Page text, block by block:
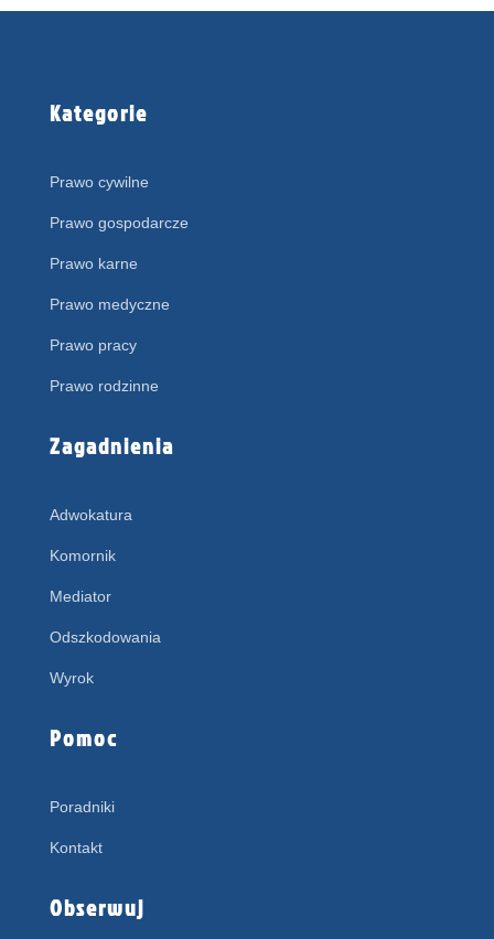
Kategorie
Prawo cywilne
Prawo gospodarcze
Prawo karne
Prawo medyczne
Prawo pracy
Prawo rodzinne
Zagadnienia
Adwokatura
Komornik
Mediator
Odszkodowania
Wyrok
Pomoc
Poradniki
Kontakt
Obserwuj